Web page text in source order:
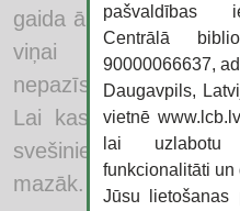
gaida ārpusē. Viņa arī
viņai
nepazīstamus soļus
Lai kas tas būtu,
svešinieks viņu
mazāk.
pašvaldības
Centrālā
90000066637,
Daugavpils,
vietnē
lai uzlabotu
funkcionalitāti un
Jūsu lietošanas